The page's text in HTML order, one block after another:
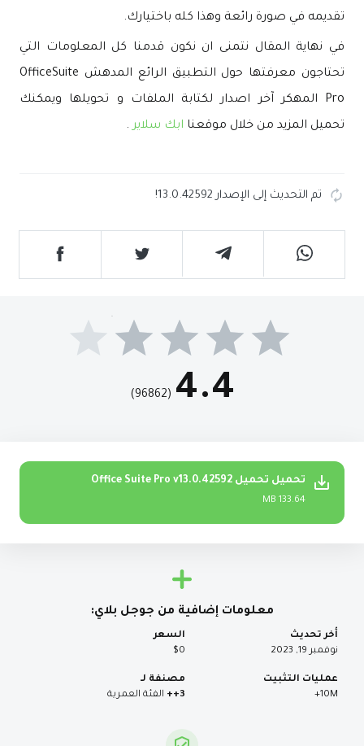
تقديمه في صورة رائعة وهذا كله باختيارك.
في نهاية المقال نتمنى ان نكون قدمنا كل المعلومات التي
تحتاجون معرفتها حول التطبيق الرائع المدهش OfficeSuite
Pro المهكر آخر اصدار لكتابة الملفات و تحويلها ويمكنك
تحميل المزيد من خلال موقعنا ابك سلاير.
تم التحديث إلى الإصدار 13.0.42592!
4.4
(
96862
)
تحميل تحميل Office Suite Pro v13.0.42592
133.64 MB
معلومات إضافية من جوجل بلاي:
أخر تحديث
نوفمبر 19, 2023
السعر
$0
عمليات التثبيت
10M+
مصنفة لـ
3++
الفئة العمرية